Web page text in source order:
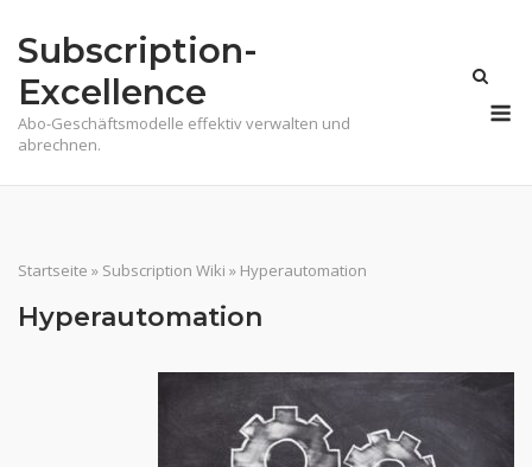
Subscription-
Excellence
Abo-Geschäftsmodelle effektiv verwalten und
abrechnen.
Startseite » Subscription Wiki » Hyperautomation
Hyperautomation